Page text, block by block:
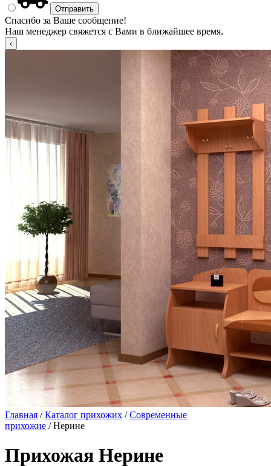
Спасибо за Ваше сообщение!
Наш менеджер свяжется с Вами в ближайшее время.
Главная /Каталог прихожих /Современные
прихожие / Нерине
Прихожая Нерине